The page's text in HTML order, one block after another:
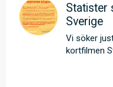
Statister
Sverige
Vi söker
kortfilmen